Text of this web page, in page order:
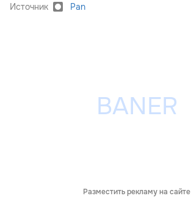
Источник Pan
Разместить рекламу на сайте